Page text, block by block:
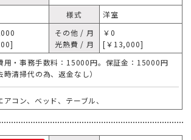
様式
洋室
その他 / 月
光熱費 / 月
￥0
[￥13,000]
用・事務手数料：15000円。保証金：15000円
時清掃代の為、返金なし）
アコン、ベッド、テーブル、